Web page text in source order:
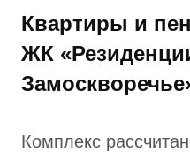
Квартиры и
ЖК
Комплекс